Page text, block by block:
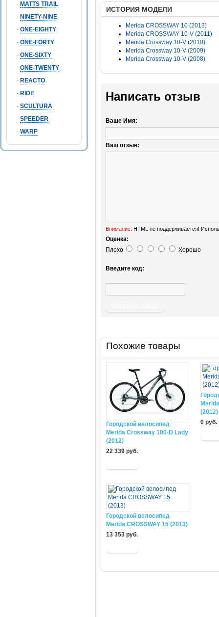
- MATTS TRAIL
- NINETY-NINE
- ONE-EIGHTY
- ONE-FORTY
- ONE-SIXTY
- ONE-TWENTY
- REACTO
- RIDE
- SCULTURA
- SPEEDER
- WARP
ИСТОРИЯ МОДЕЛИ
Merida CROSSWAY 10 (2013)
Merida CROSSWAY 10-V (2011)
Merida Crossway 10-V (2010)
Merida Crossway 10-V (2009)
Merida Crossway 10-V (2008)
Написать отзыв
Ваше Имя:
Ваш отзыв:
Внимание: HTML не поддерживается!
Оценка:
Плохо
Хорошо
Введите код:
Похожие товары
Городской велосипед
Merida Crossway 100-D Lady
(2012)
22 339 руб.
(2012)
0 руб.
Городской велосипед
Merida CROSSWAY 15 (2013)
13 353 руб.